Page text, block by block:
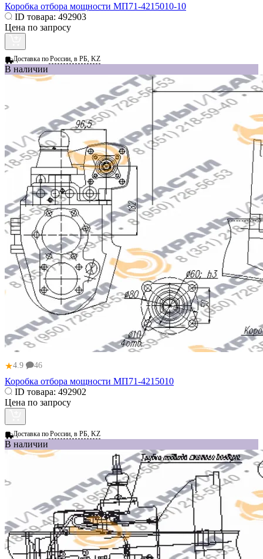
Коробка отбора мощности МП71-4215010-10
ID товара: 492903
Цена по запросу
Доставка поРоссии, в РБ, KZ
В наличии
★4.9 46
Коробка отбора мощности МП71-4215010
ID товара: 492902
Цена по запросу
Доставка поРоссии, в РБ, KZ
В наличии